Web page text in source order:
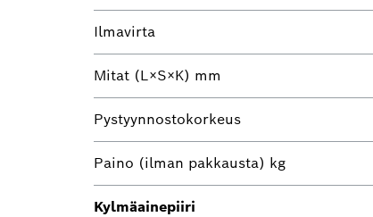
Ilmavirta
Mitat (L×S×K) mm
Pystyynnostokorkeus
Paino (ilman pakkausta) kg
Kylmäainepiiri